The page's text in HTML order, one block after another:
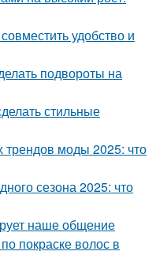
удобство и
подвороты на
стильные
трендов моды 2025: что
сезона 2025: что
наше общение
покраске волос в